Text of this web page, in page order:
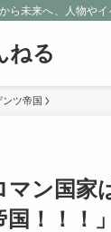
ら未来へ、人物や
ねる
ンツ帝国
マン国家
！！！」